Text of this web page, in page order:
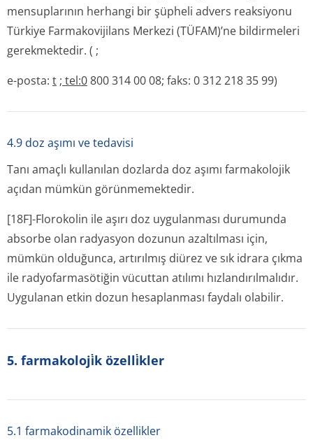
mensuplarının herhangi bir şüpheli advers reaksiyonu
Türkiye Farmakovijilans Merkezi (TÜFAM)’ne bildirmeleri
gerekmektedir. ( ;
e-posta: t ; tel:0800 314 00 08; faks: 0 312 218 35 99)
4.9 doz aşımı ve tedavisi
Tanı amaçlı kullanılan dozlarda doz aşımı farmakolojik
açıdan mümkün görünmemektedir.
[18F]-Florokolin ile aşırı doz uygulanması durumunda
absorbe olan radyasyon dozunun azaltılması için,
mümkün olduğunca, artırılmış diürez ve sık idrara çıkma
ile radyofarmasötiğin vücuttan atılımı hızlandırılmalıdır.
Uygulanan etkin dozun hesaplanması faydalı olabilir.
5. farmakoloji̇k özelli̇kler
5.1 farmakodinamik özellikler